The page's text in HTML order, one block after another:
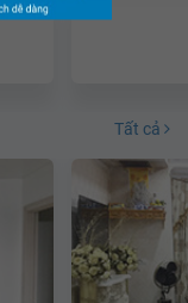
Tất cả